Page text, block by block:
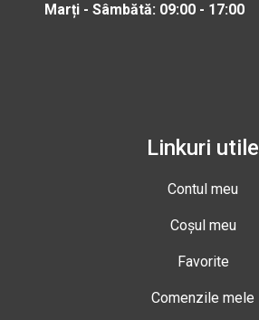
Marți - Sâmbătă: 09:00 - 17:00
Linkuri utile
Contul meu
Coșul meu
Favorite
Comenzile mele